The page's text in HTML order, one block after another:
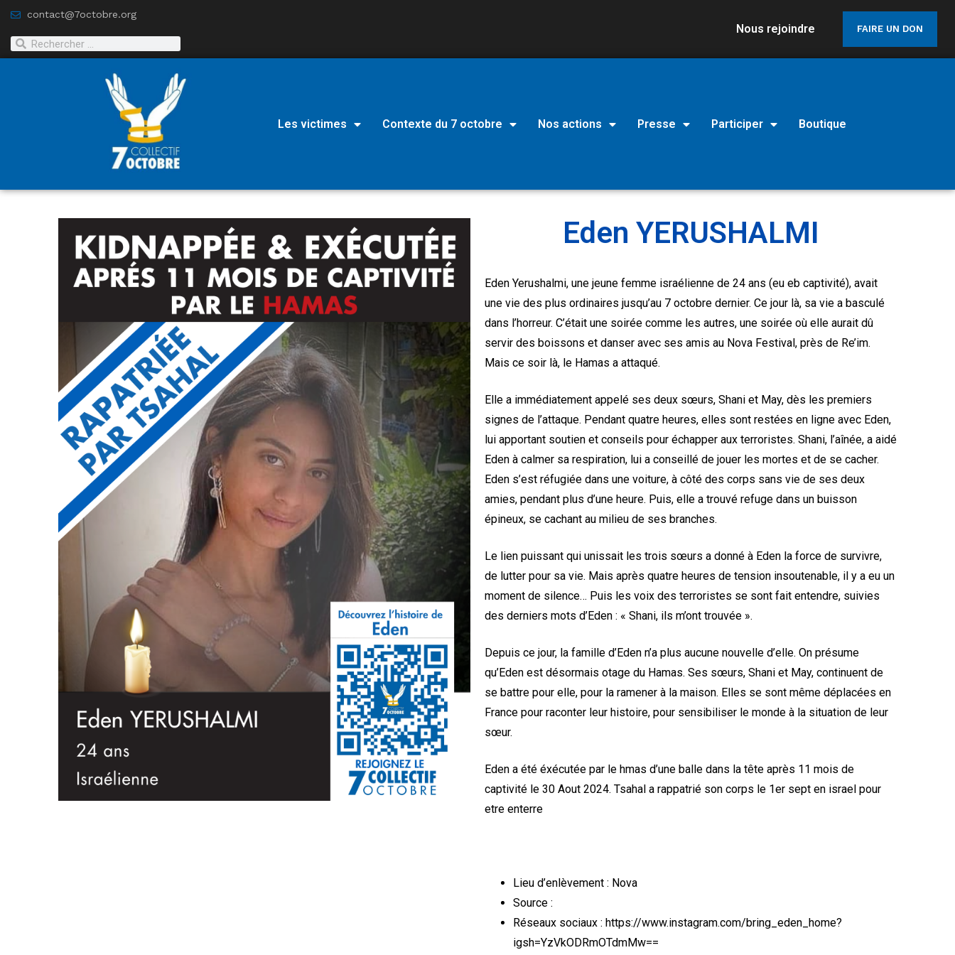
contact@7octobre.org
Nous rejoindre FAIRE UN DON
Les victimes Contexte du 7 octobre Nos actions Presse Participer Boutique
Eden YERUSHALMI
Eden Yerushalmi, une jeune femme israélienne de 24 ans (eu eb captivité), avait
une vie des plus ordinaires jusqu’au 7 octobre dernier. Ce jour là, sa vie a basculé
dans l’horreur. C’était une soirée comme les autres, une soirée où elle aurait dû
servir des boissons et danser avec ses amis au Nova Festival, près de Re’im.
Mais ce soir là, le Hamas a attaqué.
Elle a immédiatement appelé ses deux sœurs, Shani et May, dès les premiers
signes de l’attaque. Pendant quatre heures, elles sont restées en ligne avec Eden,
lui apportant soutien et conseils pour échapper aux terroristes. Shani, l’aînée, a aidé
Eden à calmer sa respiration, lui a conseillé de jouer les mortes et de se cacher.
Eden s’est réfugiée dans une voiture, à côté des corps sans vie de ses deux
amies, pendant plus d’une heure. Puis, elle a trouvé refuge dans un buisson
épineux, se cachant au milieu de ses branches.
Le lien puissant qui unissait les trois sœurs a donné à Eden la force de survivre,
de lutter pour sa vie. Mais après quatre heures de tension insoutenable, il y a eu un
moment de silence… Puis les voix des terroristes se sont fait entendre, suivies
des derniers mots d’Eden : « Shani, ils m’ont trouvée ».
Depuis ce jour, la famille d’Eden n’a plus aucune nouvelle d’elle. On présume
qu’Eden est désormais otage du Hamas. Ses sœurs, Shani et May, continuent de
se battre pour elle, pour la ramener à la maison. Elles se sont même déplacées en
France pour raconter leur histoire, pour sensibiliser le monde à la situation de leur
sœur.
Eden a été éxécutée par le hmas d’une balle dans la tête après 11 mois de
captivité le 30 Aout 2024. Tsahal a rappatrié son corps le 1er sept en israel pour
etre enterre
Lieu d’enlèvement : Nova
Source :
Réseaux sociaux : https://www.instagram.com/bring_eden_home?
igsh=YzVkODRmOTdmMw==